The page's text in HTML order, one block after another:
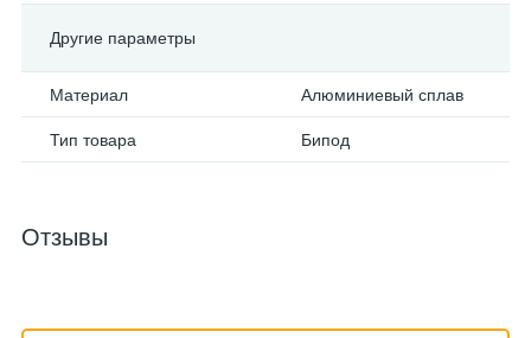
Другие параметры
Материал Алюминиевый сплав
Тип товара Бипод
Отзывы